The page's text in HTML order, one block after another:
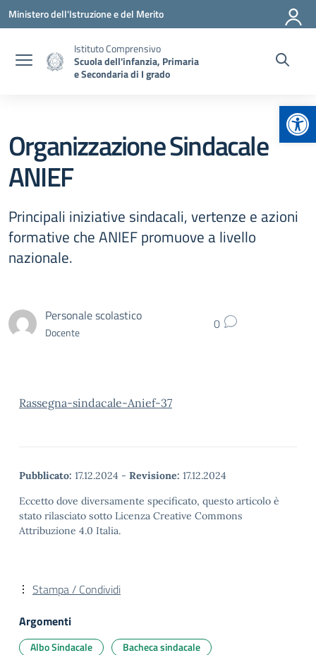
Vai ai contenuti
Vai al menu di navigazione
Vai al footer
Ministero dell'Istruzione e del Merito
Istituto Comprensivo
Scuola dell'infanzia, Primaria
e Secondaria di I grado
Organizzazione Sindacale
ANIEF
Principali iniziative sindacali, vertenze e azioni
formative che ANIEF promuove a livello
nazionale.
Personale scolastico
Docente 0
Rassegna-sindacale-Anief-37
Pubblicato: 17.12.2024 - Revisione: 17.12.2024
Eccetto dove diversamente specificato, questo articolo è
stato rilasciato sotto Licenza Creative Commons
Attribuzione 4.0 Italia.
Stampa / Condividi
Argomenti
Albo Sindacale Bacheca sindacale